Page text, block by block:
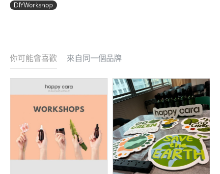
DIYWorkshop
你可能會喜歡 來自同一個品牌